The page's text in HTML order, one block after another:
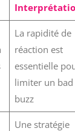
La rapidité de
réaction est
essentielle
limiter un bad
buzz
Une stratégie